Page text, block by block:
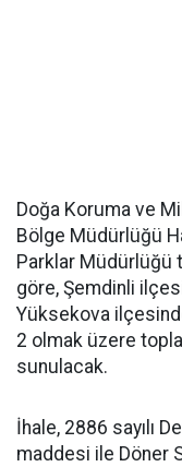
Doğa Koruma ve
Bölge Müdürlüğü
Parklar Müdürlüğü
göre, Şemdinli
Yüksekova
2 olmak üzere
sunulacak.
İhale, 2886 sayılı
maddesi ile Döner